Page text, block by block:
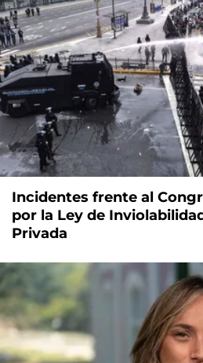
Incidentes frente al
por la Ley de
Privada